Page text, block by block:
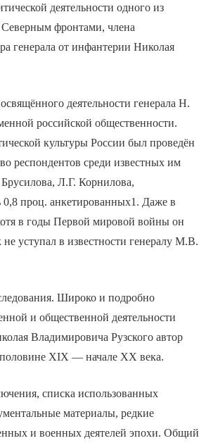
деятельности одного из
фронтами, члена
генерала от инфантерии Николая
деятельности генерала Н.
российской общественности.
культуры России был проведён
респондентов среди известных им
Л.Г. Корнилова,
проц. анкетированных1. Даже в
в годы Первой мировой войны он
уступал в известности генералу М.В.
Широко и подробно
и общественной деятельности
Владимировича Рузского автор
XIX — начале XX века.
списка использованных
материалы, редкие
и военных деятелей эпохи. Общий